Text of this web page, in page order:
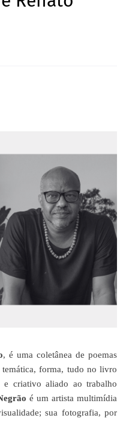
, é uma coletânea de poemas
temática, forma, tudo no livro
criativo aliado ao trabalho
é um artista multimídia
sua fotografia, por